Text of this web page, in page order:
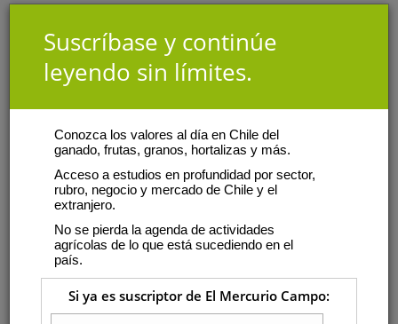
Suscríbase y continúe
leyendo sin límites.
Conozca los valores al día en Chile del
ganado, frutas, granos, hortalizas y más.
Acceso a estudios en profundidad por sector,
rubro, negocio y mercado de Chile y el
extranjero.
No se pierda la agenda de actividades
agrícolas de lo que está sucediendo en el
país.
Si ya es suscriptor de El Mercurio Campo: